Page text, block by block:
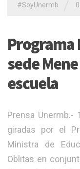
#SoyUnermb
Programa
sede
escuela
Prensa Unermb.-
giradas por el
Ministra de
Oblitas en